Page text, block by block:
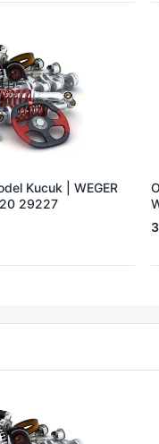
Kucuk | WEGER
29227